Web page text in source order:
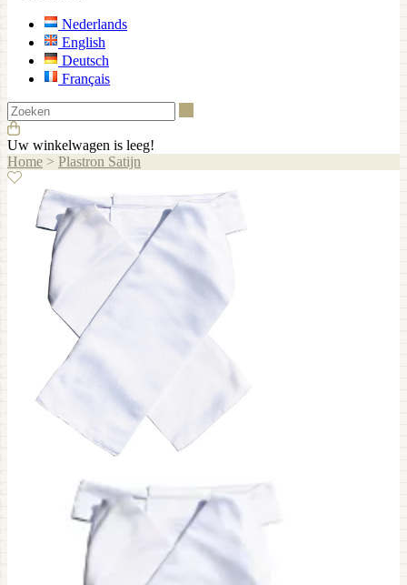
Nederlands
English
Deutsch
Français
Uw winkelwagen is leeg!
Home > Plastron Satijn